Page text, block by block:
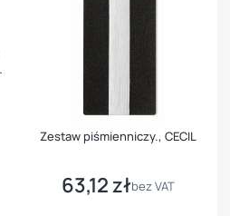
Zestaw piśmienniczy., CECIL
Cena
63,12 złbez VAT